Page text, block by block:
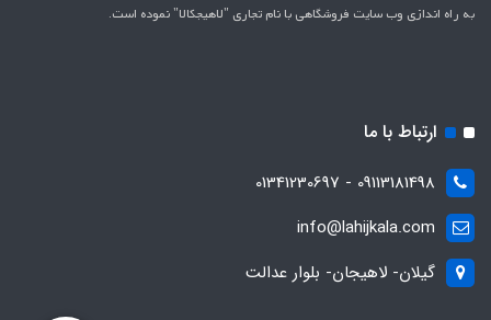
به راه اندازی وب سایت فروشگاهی با نام تجاری "لاهیج­کالا" نموده است.
ارتباط با ما
09113181498 - 01341230697
info@lahijkala.com
گیلان- لاهیجان- بلوار عدالت